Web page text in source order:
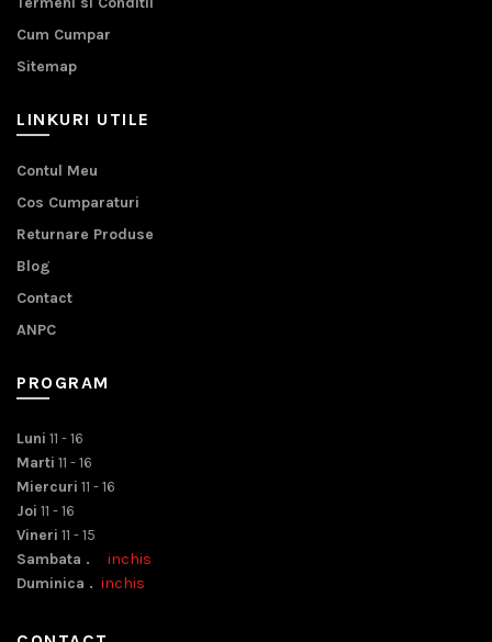
Cum Cumpar
Sitemap
LINKURI UTILE
Contul Meu
Cos Cumparaturi
Returnare Produse
Blog
Contact
ANPC
PROGRAM
Luni 11 - 16
Marti 11 - 16
Miercuri 11 - 16
Joi 11 - 16
Vineri 11 - 15
Sambata . inchis
Duminica . inchis